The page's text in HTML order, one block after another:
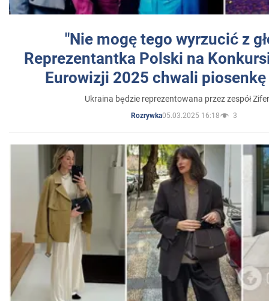
"Nie mogę tego wyrzucić z
Reprezentantka Polski na
Eurowizji 2025 chwali
Ukraina będzie reprezentowana przez zespół
Rozrywka05.03.2025 16:18 3